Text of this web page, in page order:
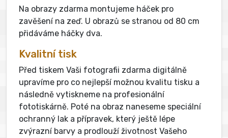
Na obrazy zdarma montujeme háček pro
zavěšení na zeď. U obrazů se stranou od 80 cm
přidáváme háčky dva.
Kvalitní tisk
Před tiskem Vaši fotografii zdarma digitálně
upravíme pro co nejlepší možnou kvalitu tisku a
následně vytiskneme na profesionální
fototiskárně. Poté na obraz naneseme speciální
ochranný lak a přípravek, který ještě lépe
zvýrazní barvy a prodlouží životnost Vašeho